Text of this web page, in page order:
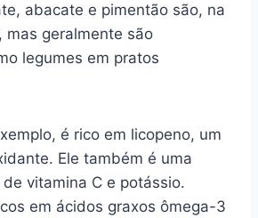
abacate e pimentão são, na
geralmente são
legumes em pratos
é rico em licopeno, um
Ele também é uma
vitamina C e potássio.
em ácidos graxos ômega-3